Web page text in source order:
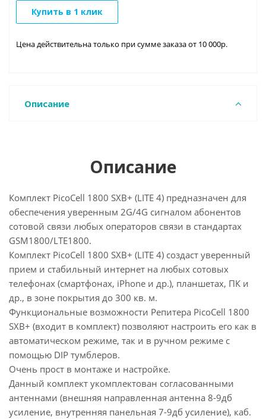
Купить в 1 клик
Цена действительна только при сумме заказа от 10 000р.
Описание
Описание
Комплект PicoCell 1800 SXB+ (LITE 4) предназначен для
обеспечения уверенным 2G/4G сигналом абонентов
сотовой связи любых операторов связи в стандартах
GSM1800/LTE1800.
Комплект PicoCell 1800 SXB+ (LITE 4) создаст уверенный
прием и стабильный интернет на любых сотовых
телефонах (смартфонах, iPhone и др.), планшетах, ПК и
др., в зоне покрытия до 300 кв. м.
Функциональные возможности Репитера PicoCell 1800
SXB+ (входит в комплект) позволяют настроить его как в
автоматическом режиме, так и в ручном режиме с
помощью DIP тумблеров.
Очень прост в монтаже и настройке.
Данный комплект укомплектован согласованными
антеннами (внешняя направленная антенна 8-9дб
усиление, внутренняя панельная 7-9дб усиление), каб.